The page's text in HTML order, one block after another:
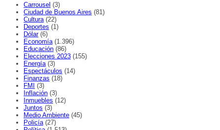
Carrousel (3)
Ciudad de Buenos Aires (81)
Cultura (22)
Deportes (1)
Dólar(6)
Economía (1.396)
Educación (86)
Elecciones 2023 (155)
Energía (3)
Espectáculos (14)
Finanzas (18)
FMI
(3)
Inflación (3)
Inmuebles (12)
Juntos (3)
Medio Ambiente (45)
Policía (27)